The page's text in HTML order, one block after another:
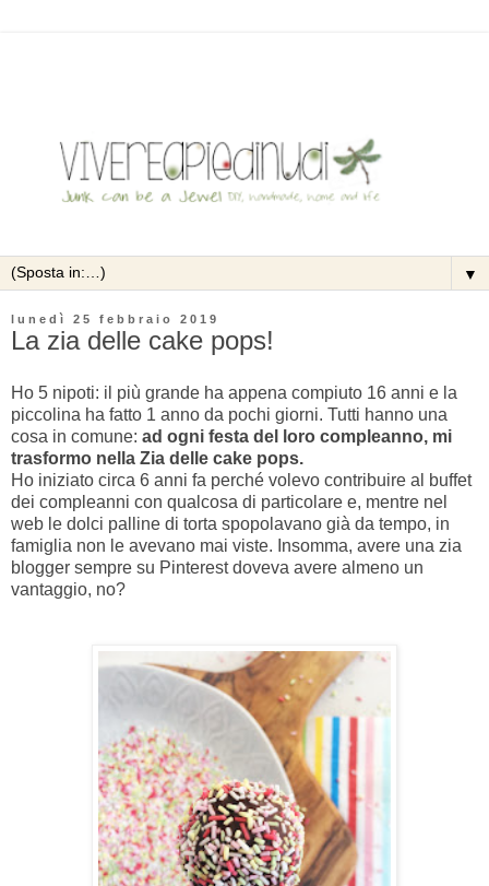
▼
lunedì 25 febbraio 2019
La zia delle cake pops!
Ho 5 nipoti: il più grande ha appena compiuto 16 anni e la
piccolina ha fatto 1 anno da pochi giorni. Tutti hanno una
cosa in comune: ad ogni festa del loro compleanno, mi
trasformo nella Zia delle cake pops.
Ho iniziato circa 6 anni fa perché volevo contribuire al buffet
dei compleanni con qualcosa di particolare e, mentre nel
web le dolci palline di torta spopolavano già da tempo, in
famiglia non le avevano mai viste. Insomma, avere una zia
blogger sempre su Pinterest doveva avere almeno un
vantaggio, no?